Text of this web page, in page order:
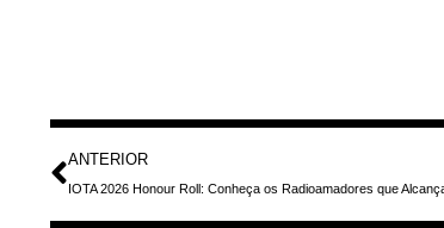
ANTERIOR